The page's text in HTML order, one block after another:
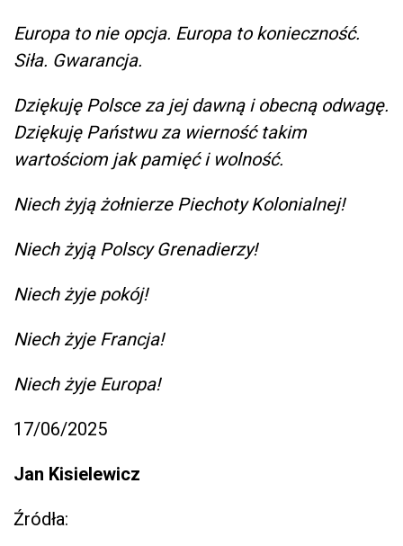
Europa to nie opcja. Europa to konieczność.
Siła. Gwarancja.
Dziękuję Polsce za jej dawną i obecną odwagę.
Dziękuję Państwu za wierność takim
wartościom jak pamięć i wolność.
Niech żyją żołnierze Piechoty Kolonialnej!
Niech żyją Polscy Grenadierzy!
Niech żyje pokój!
Niech żyje Francja!
Niech żyje Europa!
17/06/2025
Jan Kisielewicz
Źródła: